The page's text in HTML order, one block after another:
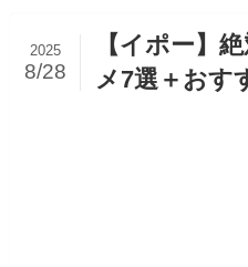
【イポー】
メ7選＋おす
2025
8/28